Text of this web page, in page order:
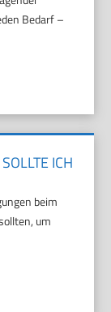
Bedarf –
ICH
beim
um